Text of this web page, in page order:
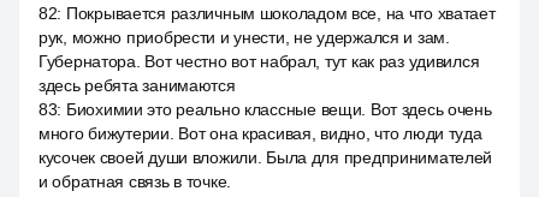
82: Покрывается различным шоколадом все, на что хватает
рук, можно приобрести и унести, не удержался и зам.
Губернатора. Вот честно вот набрал, тут как раз удивился
здесь ребята занимаются
83: Биохимии это реально классные вещи. Вот здесь очень
много бижутерии. Вот она красивая, видно, что люди туда
кусочек своей души вложили. Была для предпринимателей
и обратная связь в точке.